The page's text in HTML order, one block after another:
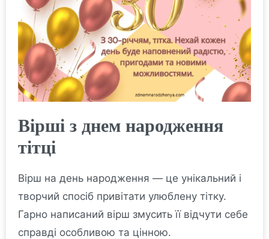
Вірші з днем народження
тітці
Вірш на день народження — це унікальний і
творчий спосіб привітати улюблену тітку.
Гарно написаний вірш змусить її відчути себе
справді особливою та цінною.